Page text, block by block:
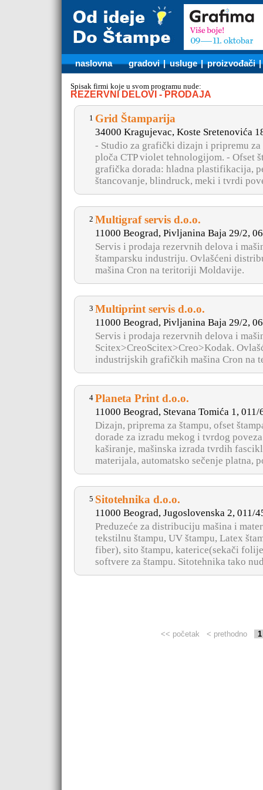
naslovna gradovi |usluge |proizvođači |
Spisak firmi koje u svom programu nude:
REZERVNI DELOVI - PRODAJA
1 Grid Štamparija
34000 Kragujevac, Koste Sretenovića
- Studio za grafički dizajn i pripremu
ploča CTP violet tehnologijom. - Ofset
grafička dorada: hladna plastifikacija,
štancovanje, blindruck, meki i tvrdi
2 Multigraf servis d.o.o.
11000 Beograd, Pivljanina Baja 29/2,
Servis i prodaja rezervnih delova i
štamparsku industriju. Ovlašćeni
mašina Cron na teritoriji Moldavije.
3 Multiprint servis d.o.o.
11000 Beograd, Pivljanina Baja 29/2,
Servis i prodaja rezervnih delova i
Scitex>CreoScitex>Creo>Kodak.
industrijskih grafičkih mašina Cron na
4 Planeta Print d.o.o.
11000 Beograd, Stevana Tomića 1,
Dizajn, priprema za štampu, ofset
dorade za izradu mekog i tvrdog
kaširanje, mašinska izrada tvrdih
materijala, automatsko sečenje platna,
5 Sitotehnika d.o.o.
11000 Beograd, Jugoslovenska 2, 011/
Preduzeće za distribuciju mašina i
tekstilnu štampu, UV štampu, Latex
fiber), sito štampu, katerice(sekači
softvere za štampu. Sitotehnika tako
<< početak < prethodno 1